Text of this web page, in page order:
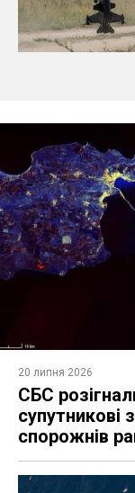
20 липня 2026
СБС
супутникові
спорожнів